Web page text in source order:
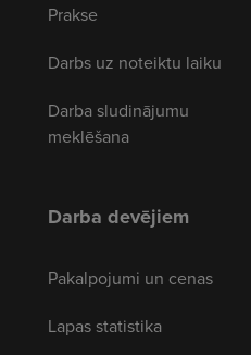
Prakse
Darbs uz noteiktu laiku
Darba sludinājumu
meklēšana
Darba devējiem
Pakalpojumi un cenas
Lapas statistika